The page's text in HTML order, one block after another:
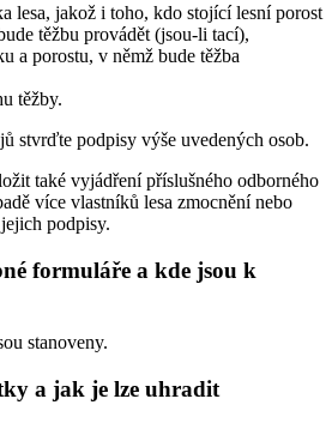
lesa, jakož i toho, kdo stojící lesní porost
těžbu provádět (jsou-li tací),
a porostu, v němž bude těžba
těžby.
stvrďte podpisy výše uvedených osob.
také vyjádření příslušného odborného
více vlastníků lesa zmocnění nebo
podpisy.
formuláře a kde jsou k
stanoveny.
a jak je lze uhradit